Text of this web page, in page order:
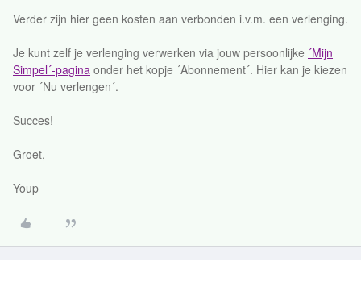
Verder zijn hier geen kosten aan verbonden i.v.m. een verlenging.
Je kunt zelf je verlenging verwerken via jouw persoonlijke ´Mijn
Simpel´-pagina onder het kopje ´Abonnement´. Hier kan je kiezen
voor ´Nu verlengen´.
Succes!
Groet,
Youp